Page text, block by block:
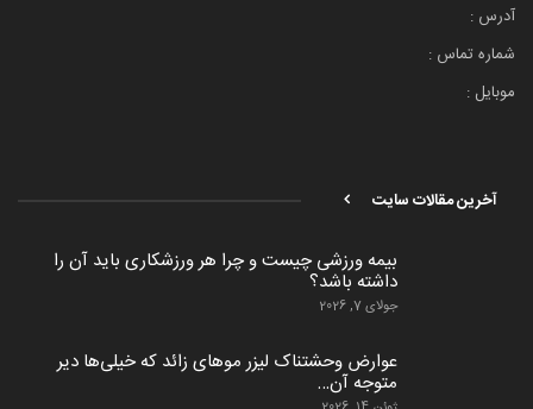
آدرس :
شماره تماس :
موبایل :
آخرین مقالات سایت
بیمه ورزشی چیست و چرا هر ورزشکاری باید آن را
داشته باشد؟
جولای 7, 2026
عوارض وحشتناک لیزر موهای زائد که خیلی‌ها دیر
متوجه آن…